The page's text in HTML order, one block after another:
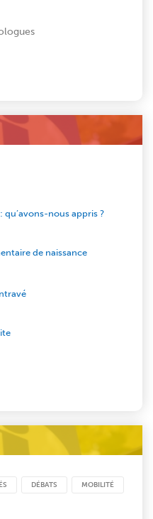
qu’avons-nous appris ?
de naissance
DÉBATS MOBILITÉ